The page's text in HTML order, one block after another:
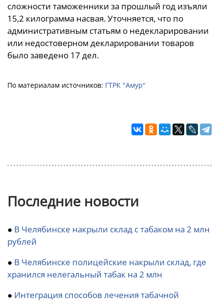
сложности таможенники за прошлый год изъяли
15,2 килограмма насвая. Уточняется, что по
административным статьям о недекларировании
или недостоверном декларировании товаров
было заведено 17 дел.
По материалам источников: ГТРК "Амур"
Последние новости
● В Челябинске накрыли склад с табаком на 2 млн
рублей
● В Челябинске полицейские накрыли склад, где
хранился нелегальный табак на 2 млн
● Интеграция способов лечения табачной